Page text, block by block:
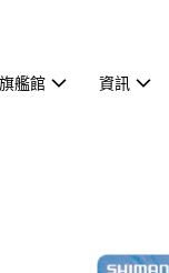
艦館 資訊